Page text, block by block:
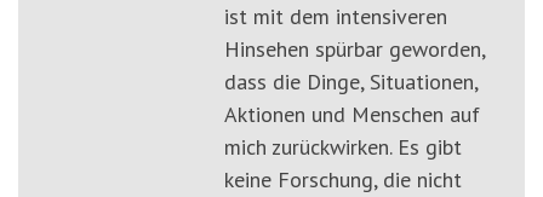
ist mit dem intensiveren
Hinsehen spürbar geworden,
dass die Dinge, Situationen,
Aktionen und Menschen auf
mich zurückwirken. Es gibt
keine Forschung, die nicht